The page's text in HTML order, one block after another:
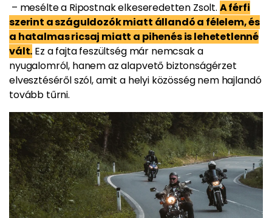
– mesélte a Ripostnak elkeseredetten Zsolt. A férfi
szerint a száguldozók miatt állandó a félelem, és
a hatalmas ricsaj miatt a pihenés is lehetetlenné
vált. Ez a fajta feszültség már nemcsak a
nyugalomról, hanem az alapvető biztonságérzet
elvesztéséről szól, amit a helyi közösség nem hajlandó
tovább tűrni.